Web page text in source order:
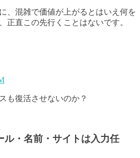
、混雑で価値が上がるとはいえ何を
正直この先行くことはないです。
も復活させないのか？
ル・名前・サイトは入力任